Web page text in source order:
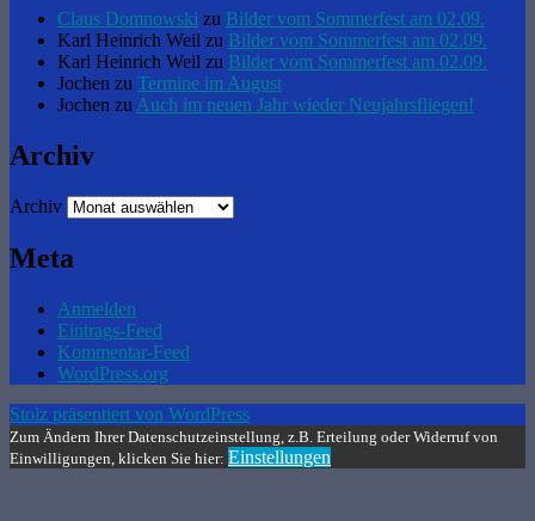
Claus Domnowski zu Bilder vom Sommerfest am 02.09.
Karl Heinrich Weil zu Bilder vom Sommerfest am 02.09.
Karl Heinrich Weil zu Bilder vom Sommerfest am 02.09.
Jochen zu Termine im August
Jochen zu Auch im neuen Jahr wieder Neujahrsfliegen!
Archiv
Archiv
Meta
Anmelden
Eintrags-Feed
Kommentar-Feed
WordPress.org
Stolz präsentiert von WordPress
Zum Ändern Ihrer Datenschutzeinstellung, z.B. Erteilung oder Widerruf von
Einwilligungen, klicken Sie hier: Einstellungen